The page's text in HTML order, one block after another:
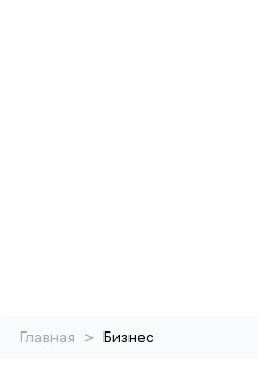
Главная > Бизнес